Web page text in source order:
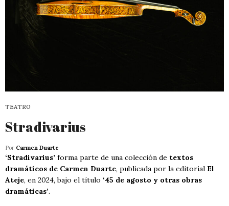
TEATRO
Stradivarius
Por Carmen Duarte
‘Stradivarius’ forma parte de una colección de textos
dramáticos de Carmen Duarte, publicada por la editorial El
Ateje, en 2024, bajo el título ‘45 de agosto y otras obras
dramáticas’.